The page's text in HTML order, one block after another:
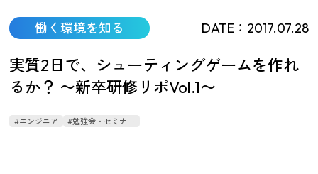
コロプラを知る
働く環境を知る DATE：2017.07.28
実質2日で、シューティングゲームを作れ
るか？ 〜新卒研修リポVol.1〜
#エンジニア #勉強会・セミナー